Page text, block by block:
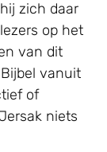
zich daar
op het
van dit
vanuit
of
niets